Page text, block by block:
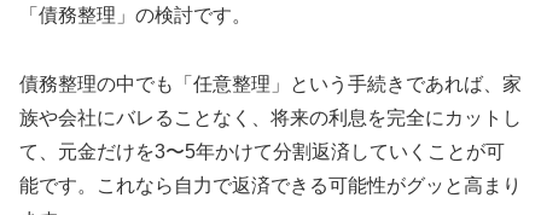
「債務整理」の検討です。
債務整理の中でも「任意整理」という手続きであれば、家
族や会社にバレることなく、将来の利息を完全にカットし
て、元金だけを3〜5年かけて分割返済していくことが可
能です。これなら自力で返済できる可能性がグッと高まり